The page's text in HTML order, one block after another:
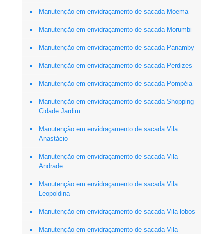
Manutenção em envidraçamento de sacada Moema
Manutenção em envidraçamento de sacada Morumbi
Manutenção em envidraçamento de sacada Panamby
Manutenção em envidraçamento de sacada Perdizes
Manutenção em envidraçamento de sacada Pompéia
Manutenção em envidraçamento de sacada Shopping
Cidade Jardim
Manutenção em envidraçamento de sacada Vila
Anastácio
Manutenção em envidraçamento de sacada Vila
Andrade
Manutenção em envidraçamento de sacada Vila
Leopoldina
Manutenção em envidraçamento de sacada Vila lobos
Manutenção em envidraçamento de sacada Vila